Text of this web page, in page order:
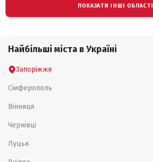
ПОКАЗАТИ ІНШІ ОБЛАСТІ
Найбільші міста в Україні
Запоріжжя
Сімферополь
Вінниця
Чернівці
Луцьк